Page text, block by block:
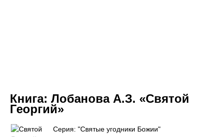
Книга: Лобанова А.З. «Святой
Георгий»
Серия: "Святые угодники Божии"